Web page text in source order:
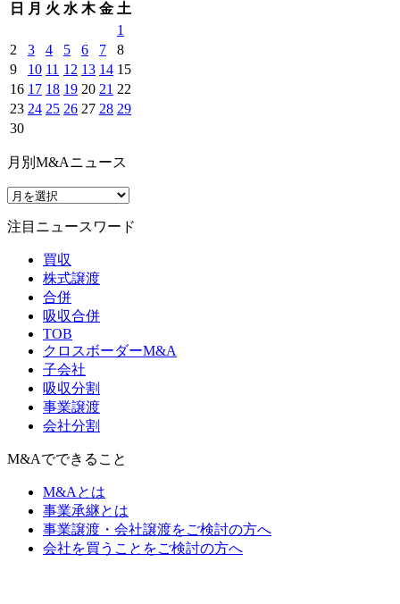
日 月 火 水 木 金 土
1
2
3 4 5 6 7
8
9
10 11 12 13 14 15
16 17 18 19 20 21 22
23 24 25 26 27 28 29
30
月別M&Aニュース
注目ニュースワード
買収
株式譲渡
合併
吸収合併
TOB
クロスボーダーM&A
子会社
吸収分割
事業譲渡
会社分割
M&Aでできること
M&Aとは
事業承継とは
事業譲渡・会社譲渡をご検討の方へ
会社を買うことをご検討の方へ